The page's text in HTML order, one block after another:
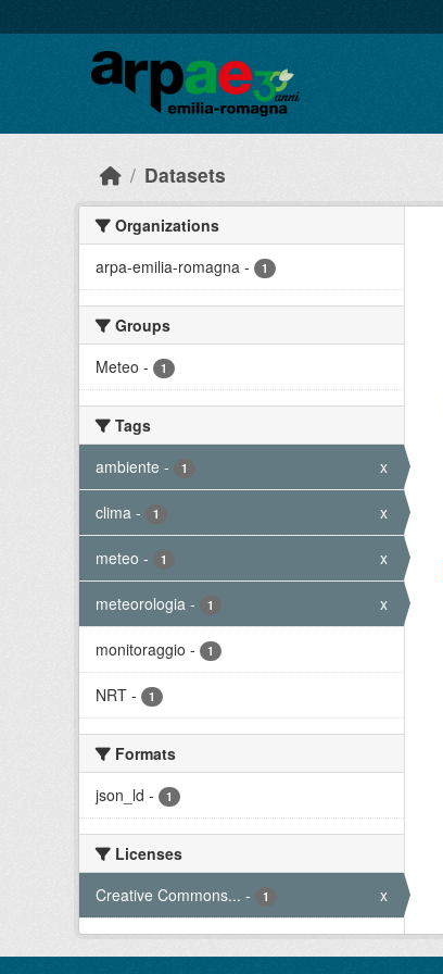
Datasets
Organizations
arpa-emilia-romagna - 1
Groups
Meteo - 1
Tags
ambiente - 1 x
clima - 1 x
meteo - 1 x
meteorologia - 1 x
monitoraggio - 1
NRT - 1
Formats
json_ld - 1
Licenses
Creative Commons... - 1 x